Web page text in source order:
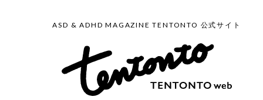
ASD & ADHD MAGAZINE TENTONTO 公式サイト